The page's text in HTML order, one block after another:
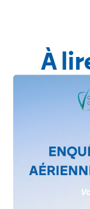
À